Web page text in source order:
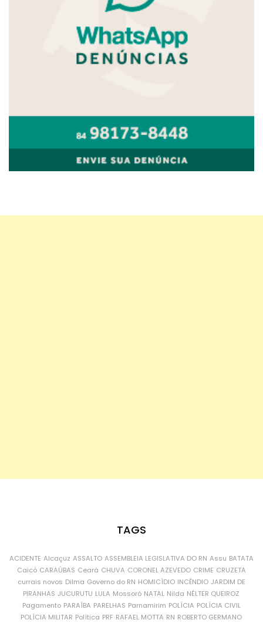
TAGS
ACIDENTE Alcaçuz ASSALTO ASSEMBLEIA LEGISLATIVA DO RN Assu BATATA
Caicó CARAÚBAS Ceará CHUVA CORONEL AZEVEDO CRIME CRUZETA
currais novos Dilma Governo do RN HOMICÍDIO INCÊNDIO JARDIM DE
PIRANHAS JUCURUTU LULA Mossoró NATAL Nilda NÉLTER QUEIROZ
Pagamento PARAÍBA PARELHAS Parnamirim POLÍCIA POLÍCIA CIVIL
POLÍCIA MILITAR Política PRF RAFAEL MOTTA RN ROBERTO GERMANO